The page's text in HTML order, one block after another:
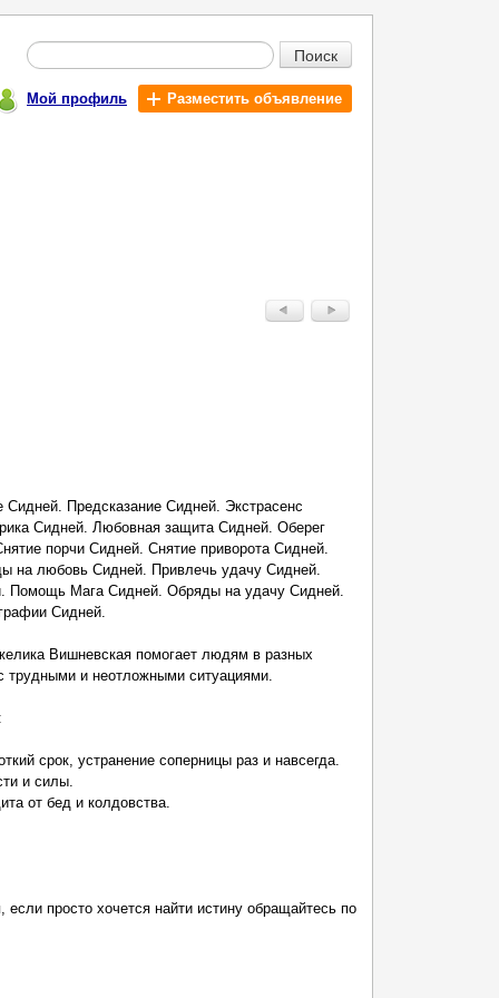
Поиск
Мой профиль Разместить объявление
Предсказание Сидней. Экстрасенс
Сидней. Любовная защита Сидней. Оберег
порчи Сидней. Снятие приворота Сидней.
на любовь Сидней. Привлечь удачу Сидней.
Помощь Мага Сидней. Обряды на удачу Сидней.
Сидней.
Вишневская помогает людям в разных
трудными и неотложными ситуациями.
срок, устранение соперницы раз и навсегда.
и силы.
от бед и колдовства.
просто хочется найти истину обращайтесь по